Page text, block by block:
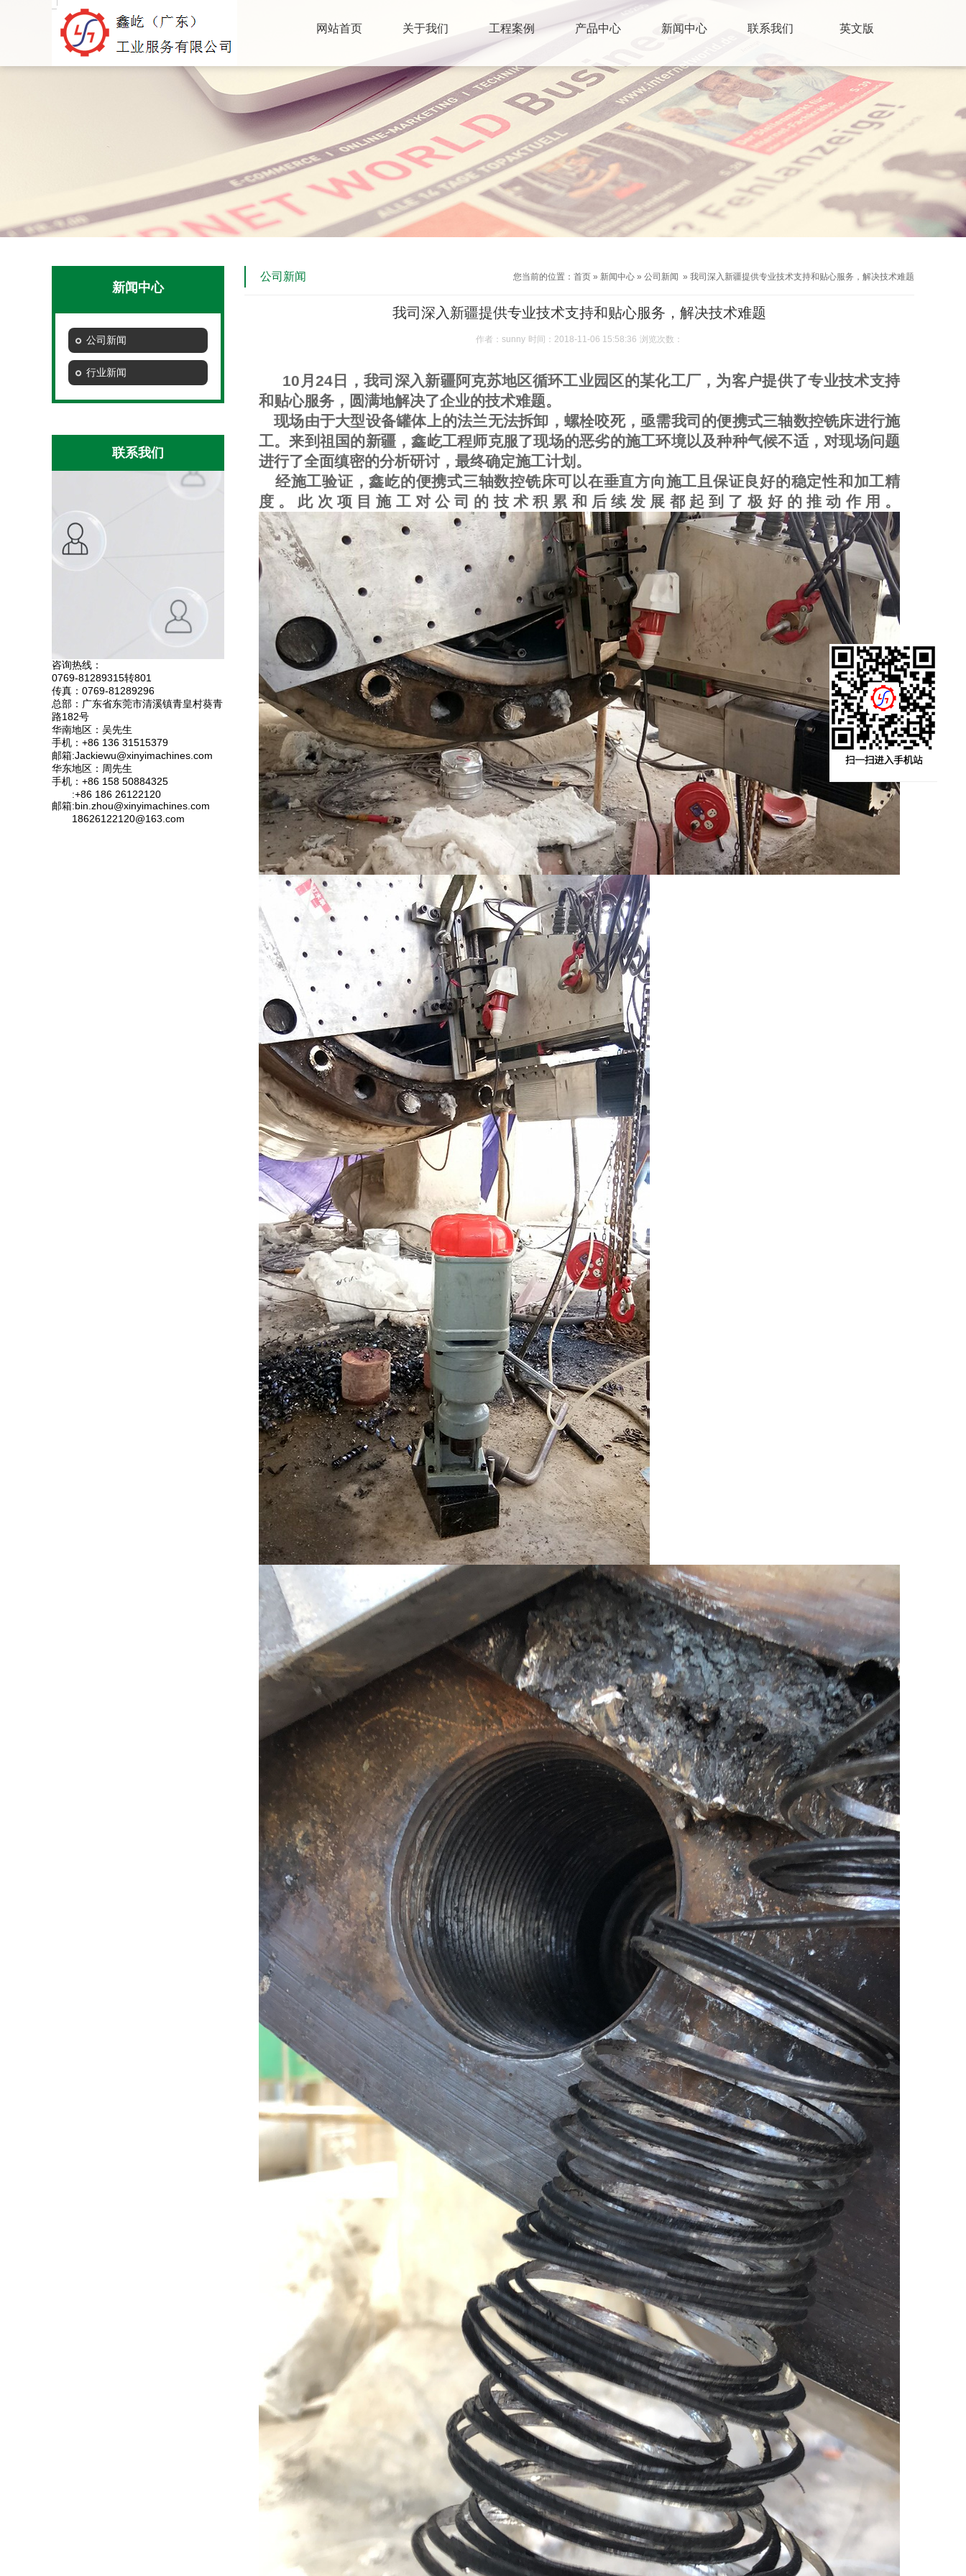
网站首页 关于我们 工程案例 产品中心 新闻中心 联系我们 英文版
新闻中心
公司新闻
行业新闻
联系我们
咨询热线：
0769-81289315转801
传真：0769-81289296
总部：广东省东莞市清溪镇青皇村葵青
路182号
华南地区：吴先生
手机：+86 136 31515379
邮箱:Jackiewu@xinyimachines.com
华东地区：周先生
手机：+86 158 50884325
:+86 186 26122120
邮箱:bin.zhou@xinyimachines.com
18626122120@163.com
公司新闻 您当前的位置： 首页 » 新闻中心 » 公司新闻 » 我司深入新疆提供专业技术支持和贴心服务，解决技术难题
我司深入新疆提供专业技术支持和贴心服务，解决技术难题
作者：sunny 时间：2018-11-06 15:58:36 浏览次数：
10月24日 ，我司 深入新疆阿克苏地区循环工业园区的某化工厂 ， 为客户提供了专业技术支持
和贴心服务，圆满地解决了企业的技术难题。
现场由于大型设备罐体上的法兰无法拆卸，螺栓咬死，亟需我司的便携式三轴数控铣床进行施
工。来到祖国的新疆，鑫屹工程师克服了现场的恶劣的施工环境以及种种气候不适，对现场问题
进行了全面缜密的分析研讨，最终确定施工计划。
经施工验证，鑫屹的便携式三轴数控铣床可以在垂直方向施工且保证良好的稳定性和加工精
度。此次项目施工对公司的技术积累和后续发展都起到了极好的推动作用。